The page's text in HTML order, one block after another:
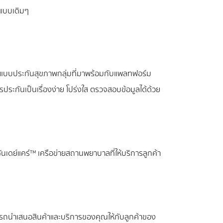
บเดิมๆ
บบประกันสุขภาพกลุ่มที่มาพร้อมกับแพลทฟอร์ม
ระกันเป็นเรื่องง่าย โปร่งใส ตรวจสอบข้อมูลได้ด้วย
ดย์แคร์™ เครือข่ายสถานพยาบาลที่ให้บริการลูกค้า
ถนำเสนอสินค้าและบริการของคุณให้กับลูกค้าของ